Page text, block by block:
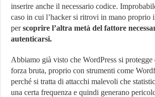
inserire anche il necessario codice.
caso in cui l’hacker si ritrovi in mano proprio
perscoprire l’altra metà del fattore
autenticarsi.
Abbiamo già visto che WordPress si
forza bruta, proprio con strumenti come
perché si tratta di attacchi malevoli che
una certa frequenza e quindi generano